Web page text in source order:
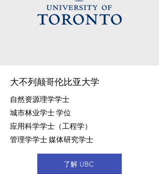
大不列颠哥伦比亚大学
自然资源理学学士
城市林业学士 学位
应用科学学士（工程学）
管理学学士 媒体研究学士
了解 UBC